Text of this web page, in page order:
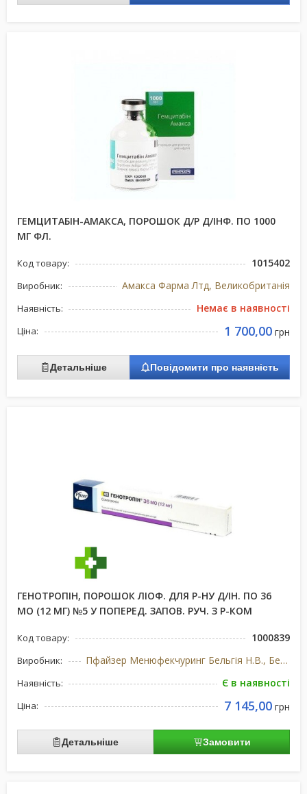
ГЕМЦИТАБІН-АМАКСА, ПОРОШОК Д/Р Д/ІНФ. ПО 1000
МГ ФЛ.
Код товару: 1015402
Виробник: Амакса Фарма Лтд, Великобританія
Наявність: Немає в наявності
Ціна: 1 700,00 грн
Детальніше Повідомити про наявність
ГЕНОТРОПІН, ПОРОШОК ЛІОФ. ДЛЯ Р-НУ Д/ІН. ПО 36
МО (12 МГ) №5 У ПОПЕРЕД. ЗАПОВ. РУЧ. З Р-КОМ
Код товару: 1000839
Виробник: Пфайзер Менюфекчуринг Бельгія Н.В., Бельгія/США
Наявність: Є в наявності
Ціна: 7 145,00 грн
Детальніше Замовити